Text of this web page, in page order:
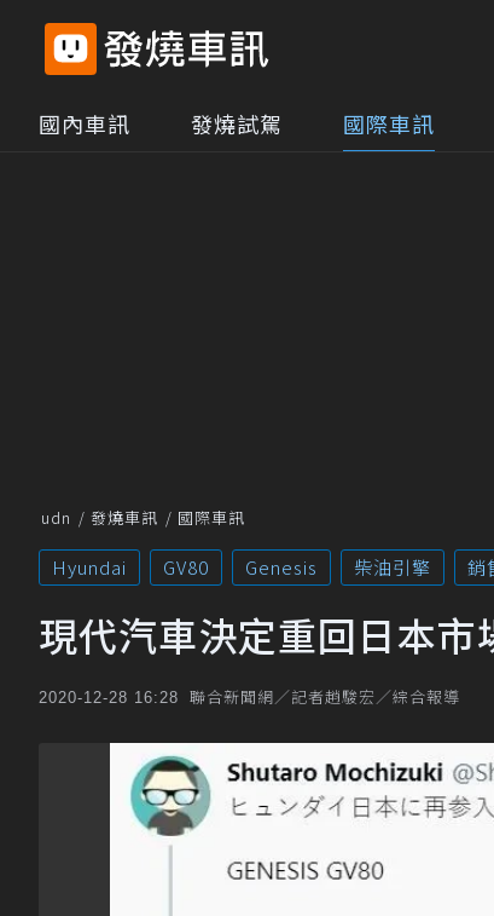
國內車訊 發燒試駕 國際車訊
udn 發燒車訊 國際車訊
Hyundai GV80 Genesis 柴油引擎 銷
現代汽車決定重回日本市
2020-12-28 16:28 聯合新聞網／記者趙駿宏／綜合報導